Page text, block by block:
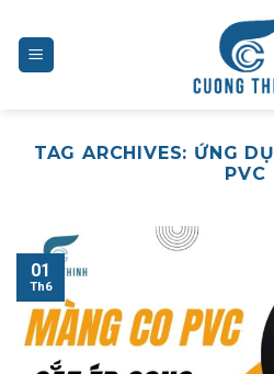
content
TAG ARCHIVES: ỨNG
PVC
01
Th6